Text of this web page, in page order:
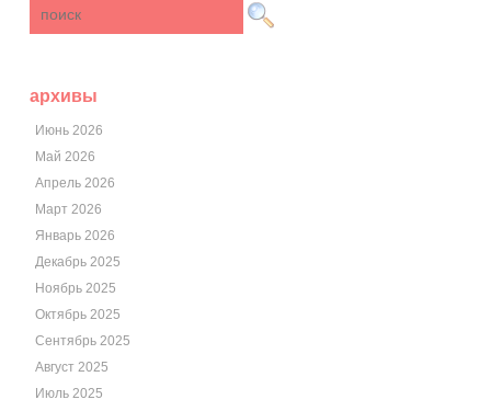
архивы
Июнь 2026
Май 2026
Апрель 2026
Март 2026
Январь 2026
Декабрь 2025
Ноябрь 2025
Октябрь 2025
Сентябрь 2025
Август 2025
Июль 2025